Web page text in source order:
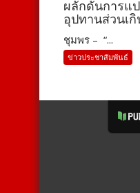
ผลักดันการแ
อุปทานส่วนเ
ชุมพร – “...
ข่าวประชาสัมพันธ์